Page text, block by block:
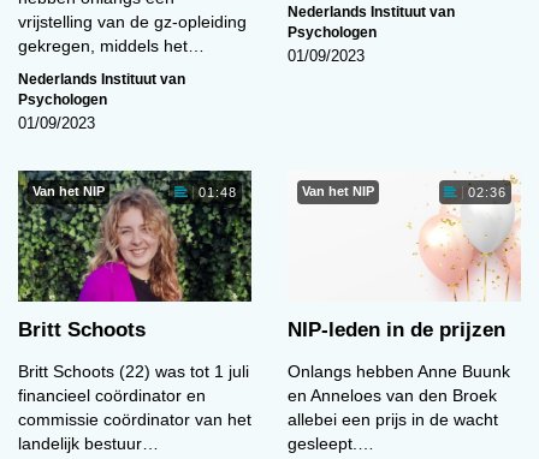
vrijstelling van de gz-opleiding
gekregen, middels het…
Nederlands Instituut van
Psychologen
01/09/2023
Nederlands Instituut van
Psychologen
01/09/2023
Van het NIP 01:48
Britt Schoots
Britt Schoots (22) was tot 1 juli
financieel coördinator en
commissie coördinator van het
landelijk bestuur…
Van het NIP 02:36
NIP-leden in de prijzen
Onlangs hebben Anne Buunk
en Anneloes van den Broek
allebei een prijs in de wacht
gesleept.…